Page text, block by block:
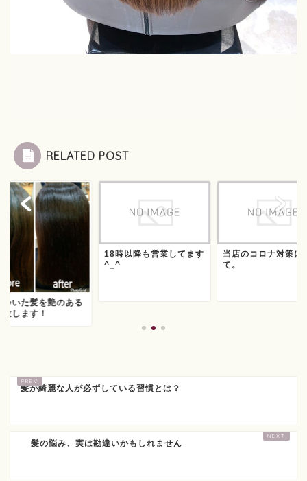
RELATED POST
ついた髪を艶のある
致します！
18時以降も営業してます
^_^
当店のコロナ対策に
て。
髪が綺麗な人が必ずしている習慣とは？
髪の悩み、実は勘違いかもしれません